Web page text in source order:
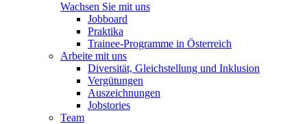
Wachsen Sie mit uns
Jobboard
Praktika
Trainee-Programme in Österreich
Arbeite mit uns
Diversität, Gleichstellung und Inklusion
Vergütungen
Auszeichnungen
Jobstories
Team